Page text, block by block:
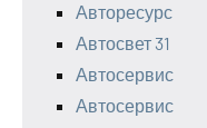
Авторесурс
Автосвет 31
Автосервис
Автосервис